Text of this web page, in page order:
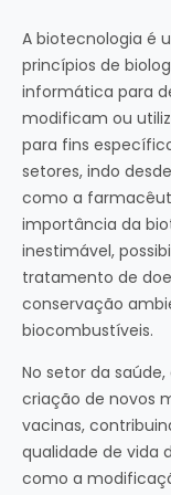
A biotecnologia é
princípios de
informática para
modificam ou
para fins
setores, indo
como a
importância da
inestimável,
tratamento de
conservação
biocombustíveis.
No setor da
criação de novos
vacinas,
qualidade de vida
como a